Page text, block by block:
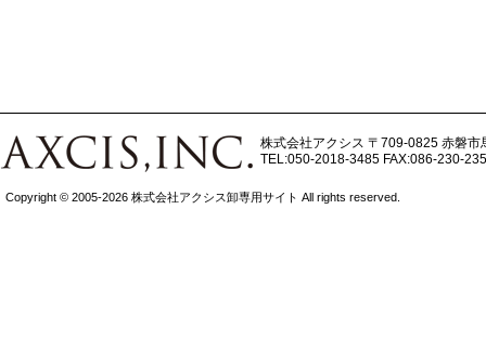
株式会社アクシス 〒709-0825 赤磐市
TEL:050-2018-3485 FAX:086-230-
Copyright © 2005-2026 株式会社アクシス卸専用サイト All rights reserved.